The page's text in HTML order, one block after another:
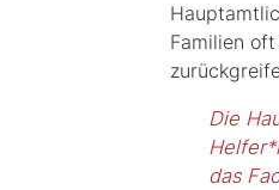
Familien
Die
das